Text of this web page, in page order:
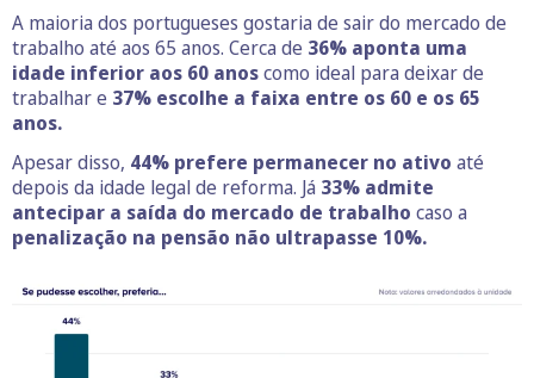
A maioria dos portugueses gostaria de sair do mercado de
trabalho até aos 65 anos. Cerca de 36% aponta uma
idade inferior aos 60 anoscomo ideal para deixar de
trabalhar e 37% escolhe a faixa entre os 60 e os 65
anos.
Apesar disso, 44% prefere permanecer no ativo até
depois da idade legal de reforma. Já 33% admite
antecipar a saída do mercado de trabalho caso a
penalização na pensão não ultrapasse 10%.